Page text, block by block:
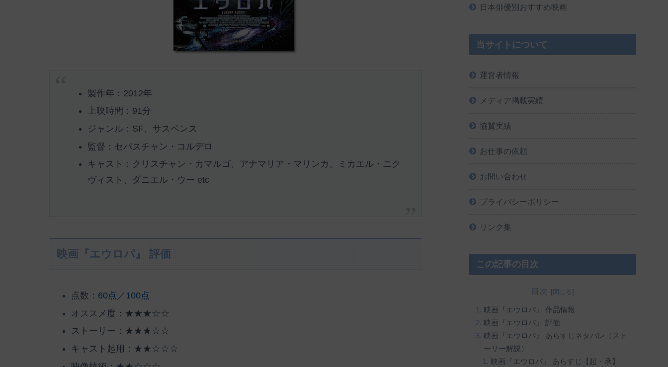
製作年：2012年
上映時間：91分
ジャンル：SF、サスペンス
監督：セバスチャン・コルデロ
キャスト：クリスチャン・カマルゴ、アナマリア・マリンカ、ミカエル・ニク
ヴィスト、ダニエル・ウー etc
映画『エウロパ』 評価
点数： 60点／100点
オススメ度：★★★☆☆
ストーリー：★★★☆☆
キャスト起用：★★☆☆☆
日本俳優別おすすめ映画
当サイトについて
運営者情報
メディア掲載実績
協賛実績
お仕事の依頼
お問い合わせ
プライバシーポリシー
リンク集
この記事の目次
目次
映画『エウロパ』 作品情報
映画『エウロパ』 評価
映画『エウロパ』 あらすじネタバレ（スト
ーリー解説）
映画『エウロパ』 あらすじ【起・承】